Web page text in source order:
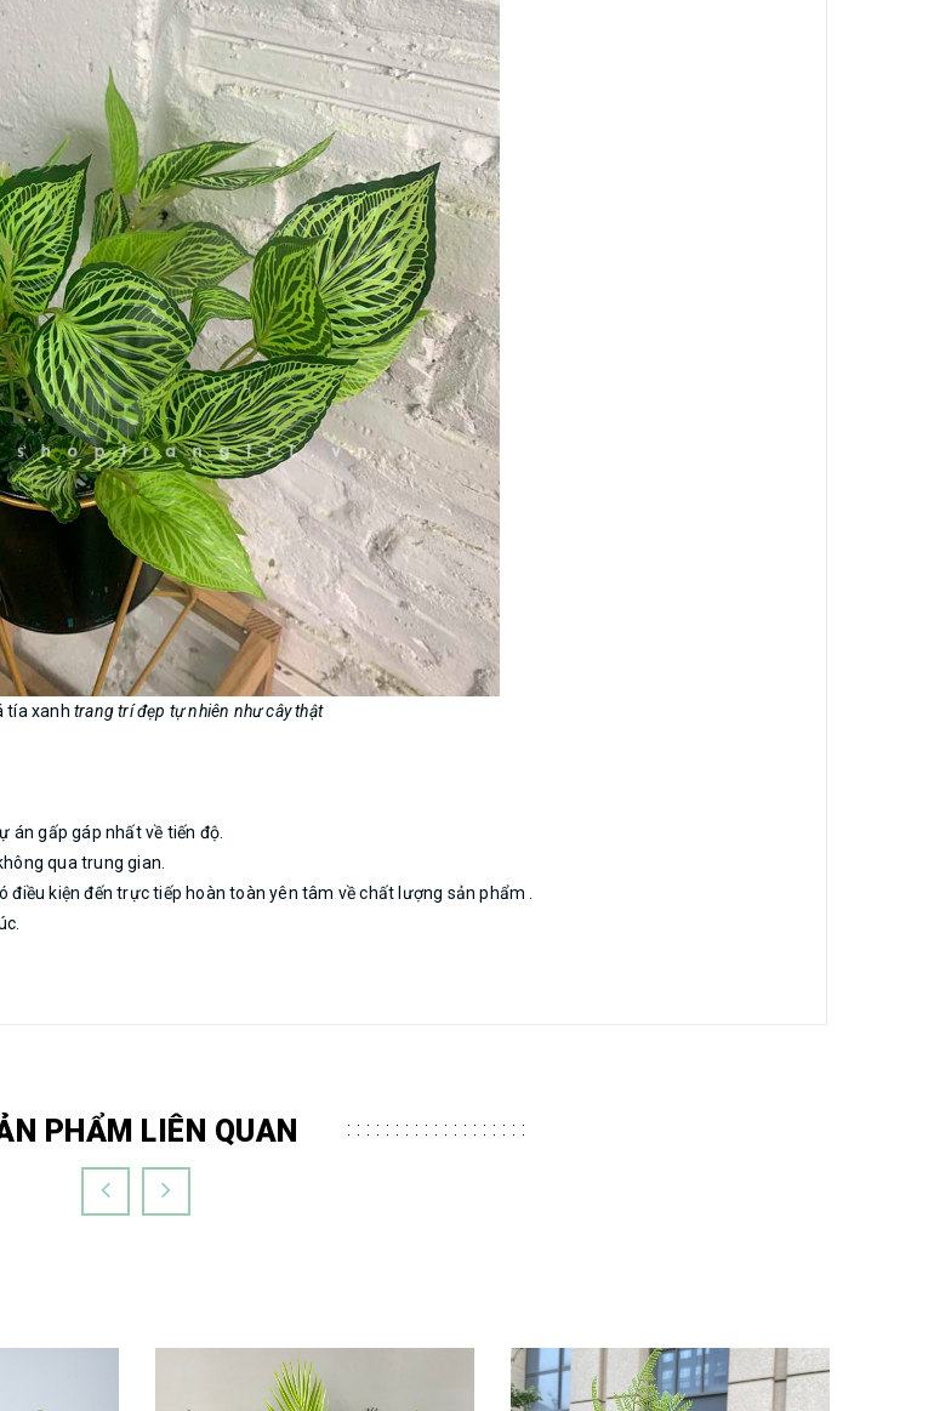
tía xanhtrang trí đẹp tự nhiên như cây thật
án gấp gáp nhất về tiến độ.
qua trung gian.
kiện đến trực tiếp hoàn toàn yên tâm về chất lượng sản phẩm .
PHẨM LIÊN QUAN